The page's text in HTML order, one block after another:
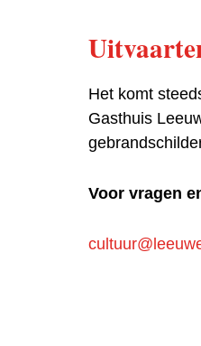
Het komt
Gasthuis
Voor vragen